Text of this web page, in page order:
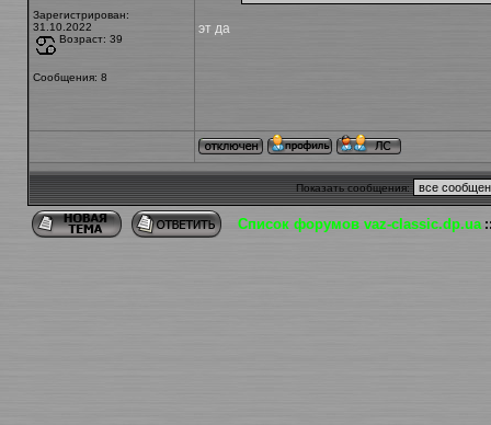
Зарегистрирован:
31.10.2022
Возраст: 39
Сообщения: 8
эт да
Показать сообщения:
Список форумов vaz-classic.dp.ua